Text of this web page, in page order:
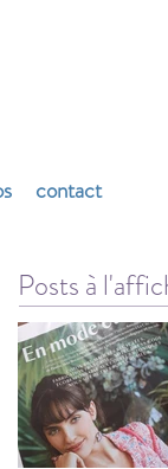
contact
Posts à